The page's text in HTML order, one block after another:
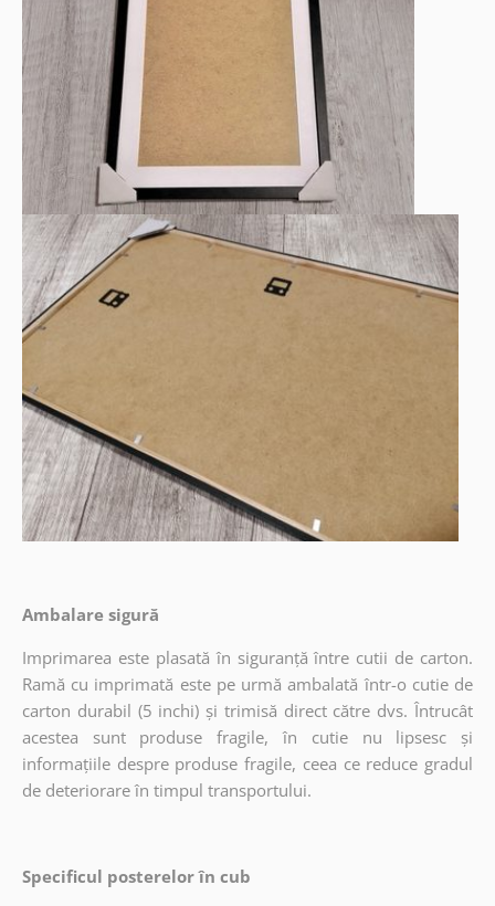
Ambalare sigură
Imprimarea este plasată în siguranță între cutii de carton.
Ramă cu imprimată este pe urmă ambalată într-o cutie de
carton durabil (5 inchi) și trimisă direct către dvs. Întrucât
acestea sunt produse fragile, în cutie nu lipsesc și
informațiile despre produse fragile, ceea ce reduce gradul
de deteriorare în timpul transportului.
Specificul posterelor în cub